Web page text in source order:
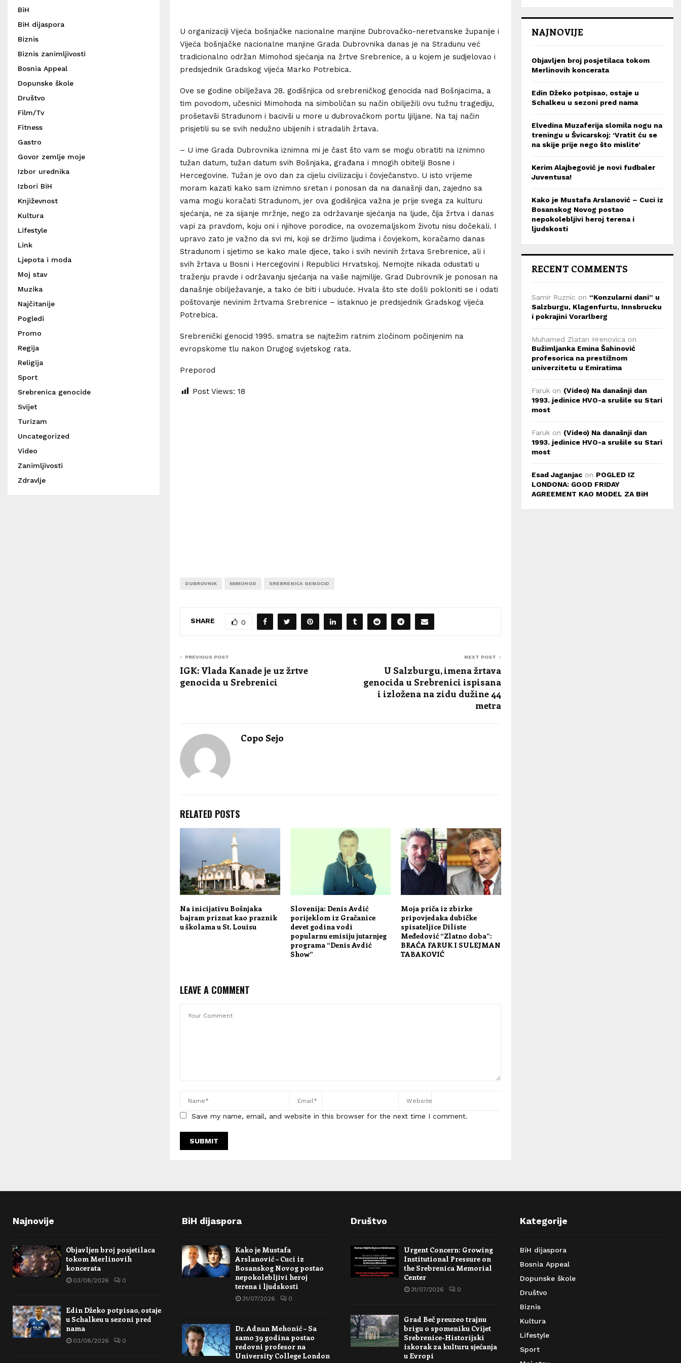
U organizaciji Vijeća bošnjačke nacionalne manjine Dubrovačko-neretvanske županije i
Vijeća bošnjačke nacionalne manjine Grada Dubrovnika danas je na Stradunu već
tradicionalno održan Mimohod sjećanja na žrtve Srebrenice, a u kojem je sudjelovao i
predsjednik Gradskog vijeća Marko Potrebica.
Ove se godine obilježava 28. godišnjica od srebreničkog genocida nad Bošnjacima, a
tim povodom, učesnici Mimohoda na simboličan su način obilježili ovu tužnu tragediju,
prošetavši Stradunom i bacivši u more u dubrovačkom portu ljiljane. Na taj način
prisjetili su se svih nedužno ubijenih i stradalih žrtava.
– U ime Grada Dubrovnika iznimna mi je čast što vam se mogu obratiti na iznimno
tužan datum, tužan datum svih Bošnjaka, građana i mnogih obitelji Bosne i
Hercegovine. Tužan je ovo dan za cijelu civilizaciju i čovječanstvo. U isto vrijeme
moram kazati kako sam iznimno sretan i ponosan da na današnji dan, zajedno sa
vama mogu koračati Stradunom, jer ova godišnjica važna je prije svega za kulturu
sjećanja, ne za sijanje mržnje, nego za održavanje sjećanja na ljude, čija žrtva i danas
vapi za pravdom, koju oni i njihove porodice, na ovozemaljskom životu nisu dočekali. I
upravo zato je važno da svi mi, koji se držimo ljudima i čovjekom, koračamo danas
Stradunom i sjetimo se kako male djece, tako i svih nevinih žrtava Srebrenice, ali i
svih žrtava u Bosni i Hercegovini i Republici Hrvatskoj. Nemojte nikada odustati u
traženju pravde i održavanju sjećanja na vaše najmilije. Grad Dubrovnik je ponosan na
današnje obilježavanje, a tako će biti i ubuduće. Hvala što ste došli pokloniti se i odati
poštovanje nevinim žrtvama Srebrenice – istaknuo je predsjednik Gradskog vijeća
Potrebica.
Srebrenički genocid 1995. smatra se najtežim ratnim zločinom počinjenim na
evropskome tlu nakon Drugog svjetskog rata.
Preporod
Post Views: 18
DUBROVNIK MIMOHOD SREBRENICA GENOCID
SHARE 0
PREVIOUS POST
IGK: Vlada Kanade je uz žrtve
genocida u Srebrenici
NEXT POST
U Salzburgu, imena žrtava
genocida u Srebrenici ispisana
i izložena na zidu dužine 44
metra
Copo Sejo
RELATED POSTS
Na inicijativu Bošnjaka
bajram priznat kao praznik
u školama u St. Louisu
Slovenija: Denis Avdić
porijeklom iz Gračanice
devet godina vodi
popularnu emisiju jutarnjeg
programa “Denis Avdić
Show”
Moja priča iz zbirke
pripovjedaka dubičke
spisateljice Diliste
Međedović “Zlatno doba”:
BRAĆA FARUK I SULEJMAN
TABAKOVIĆ
LEAVE A COMMENT
Save my name, email, and website in this browser for the next time I comment.
BiH
BiH dijaspora
Biznis
Biznis zanimljivosti
Bosnia Appeal
Dopunske škole
Društvo
Film/Tv
Fitness
Gastro
Govor zemlje moje
Izbor urednika
Izbori BiH
Književnost
Kultura
Lifestyle
Link
Ljepota i moda
Moj stav
Muzika
Najčitanije
Pogledi
Promo
Regija
Religija
Sport
Srebrenica genocide
Svijet
Turizam
Uncategorized
Video
Zanimljivosti
Zdravlje
NAJNOVIJE
Objavljen broj posjetilaca tokom
Merlinovih koncerata
Edin Džeko potpisao, ostaje u
Schalkeu u sezoni pred nama
Elvedina Muzaferija slomila nogu na
treningu u Švicarskoj: ‘Vratit ću se
na skije prije nego što mislite’
Kerim Alajbegović je novi fudbaler
Juventusa!
Kako je Mustafa Arslanović – Cuci iz
Bosanskog Novog postao
nepokolebljivi heroj terena i
ljudskosti
RECENT COMMENTS
Samir Ruznic on “Konzularni dani” u
Salzburgu, Klagenfurtu, Innsbrucku
i pokrajini Vorarlberg
Muhamed Zlatan Hrenovica on
Bužimljanka Emina Šahinović
profesorica na prestižnom
univerzitetu u Emiratima
Faruk on (Video) Na današnji dan
1993. jedinice HVO-a srušile su Stari
most
Faruk on (Video) Na današnji dan
1993. jedinice HVO-a srušile su Stari
most
Esad Jaganjac on POGLED IZ
LONDONA: GOOD FRIDAY
AGREEMENT KAO MODEL ZA BiH
Najnovije
Objavljen broj posjetilaca
tokom Merlinovih
koncerata
03/08/2026 0
Edin Džeko potpisao, ostaje
u Schalkeu u sezoni pred
nama
03/08/2026 0
BiH dijaspora
Kako je Mustafa
Arslanović – Cuci iz
Bosanskog Novog postao
nepokolebljivi heroj
terena i ljudskosti
31/07/2026 0
Dr. Adnan Mehonić – Sa
samo 39 godina postao
redovni profesor na
University College London
Društvo
Urgent Concern: Growing
Institutional Pressure on
the Srebrenica Memorial
Center
31/07/2026 0
Grad Beč preuzeo trajnu
brigu o spomeniku Cvijet
Srebrenice-Historijski
iskorak za kulturu sjećanja
u Evropi
Kategorije
BiH dijaspora
Bosnia Appeal
Dopunske škole
Društvo
Biznis
Kultura
Lifestyle
Sport